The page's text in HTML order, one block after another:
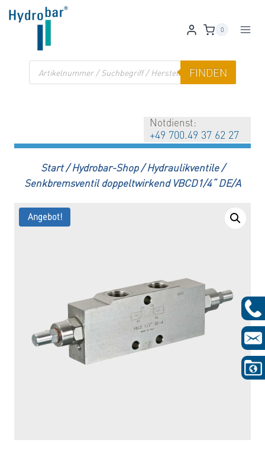
Zum
Inhalt
0
Products
search
FINDEN
Notdienst:
+49 700.49 37 62 27
Start /Hydrobar-Shop /Hydraulikventile /
Senkbremsventil doppeltwirkend VBCD1/4“ DE/A
Angebot!